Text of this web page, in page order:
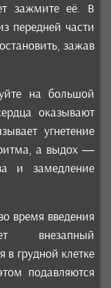
зажмите её. В
передней части
зажав
на большой
оказывают
угнетение
а выдох —
и замедление
время введения
внезапный
грудной клетке
подавляются